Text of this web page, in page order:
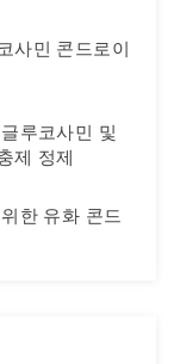
사민 콘드로이
루코사민 및
제 정제
한 유화 콘드